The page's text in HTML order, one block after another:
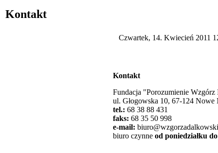
Kontakt
Czwartek, 14. Kwiecień 2011
Kontakt
Fundacja "Porozumienie
ul. Głogowska 10, 67-124 Nowe
tel.: 68 38 88 431
faks: 68 35 50 998
e-mail:
biuro czynne od poniedziałku